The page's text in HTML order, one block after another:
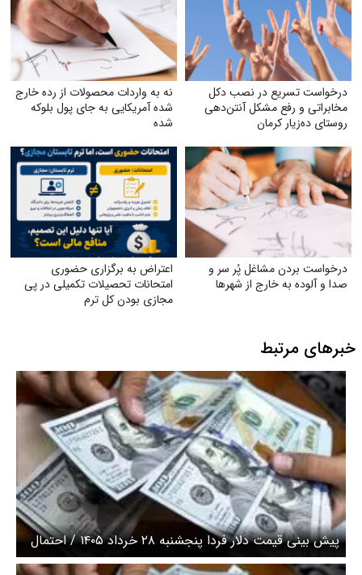
درخواست تسریع در نصب دکل
مخابراتی و رفع مشکل آنتن‌دهی
روستای ده‌زیار کرمان
نه به واردات محصولات از رده خارج
شده آمریکایی به جای پول بلوکه
شده
درخواست بردن مشاغل پُر سر و
صدا و آلوده به خارج از شهرها
اعتراض به برگزاری حضوری
امتحانات تحصیلات تکمیلی در پی
مجازی بودن کل ترم
خبرهای مرتبط
پیش‌ بینی قیمت دلار فردا پنجشنبه ۲۸ خرداد ۱۴۰۵ / احتمال
نوسانات محدود قیمت دلار